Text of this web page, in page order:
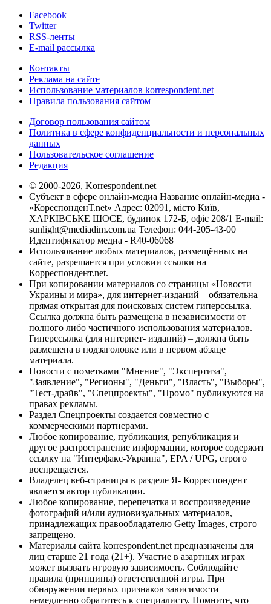
Facebook
Twitter
RSS-ленты
E-mail рассылка
Контакты
Реклама на сайте
Использование материалов korrespondent.net
Правила пользования сайтом
Договор пользования сайтом
Политика в сфере конфиденциальности и персональных
данных
Пользовательское соглашение
Редакция
© 2000-2026, Korrespondent.net
Субъект в сфере онлайн-медиа Название онлайн-медиа -
«КореспонденТ.net» Адрес: 02091, місто Київ,
ХАРКІВСЬКЕ ШОСЕ, будинок 172-Б, офіс 208/1 E-mail:
sunlight@mediadim.com.ua Телефон: 044-205-43-00
Идентификатор медиа - R40-06068
Использование любых материалов, размещённых на
сайте, разрешается при условии ссылки на
Корреспондент.net.
При копировании материалов со страницы «Новости
Украины и мира», для интернет-изданий – обязательна
прямая открытая для поисковых систем гиперссылка.
Ссылка должна быть размещена в независимости от
полного либо частичного использования материалов.
Гиперссылка (для интернет- изданий) – должна быть
размещена в подзаголовке или в первом абзаце
материала.
Новости с пометками "Мнение", "Экспертиза",
"Заявление", "Регионы", "Деньги", "Власть", "Выборы",
"Тест-драйв", "Спецпроекты", "Промо" публикуются на
правах рекламы.
Раздел Спецпроекты создается совместно с
коммерческими партнерами.
Любое копирование, публикация, републикация и
другое распространение информации, которое содержит
ссылку на "Интерфакс-Украина", EPA / UPG, строго
воспрещается.
Владелец веб-страницы в разделе Я- Корреспондент
является автор публикации.
Любое копирование, перепечатка и воспроизведение
фотографий и/или аудиовизуальных материалов,
принадлежащих правообладателю Getty Images, строго
запрещено.
Материалы сайта korrespondent.net предназначены для
лиц старше 21 года (21+). Участие в азартных играх
может вызвать игровую зависимость. Соблюдайте
правила (принципы) ответственной игры. При
обнаружении первых признаков зависимости
немедленно обратитесь к специалисту. Помните, что